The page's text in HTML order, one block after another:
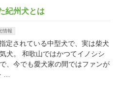
紀州犬とは
情報
定されている中型犬で、実は柴犬
犬。 和歌山ではかつてイノシシ
、今でも愛犬家の間ではファンが
…